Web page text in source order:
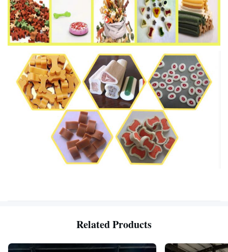
Related Products